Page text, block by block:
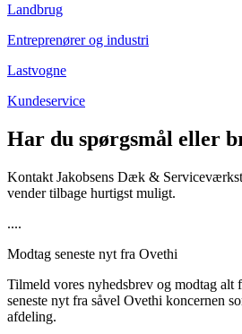
Landbrug
Entreprenører og industri
Lastvogne
Kundeservice
Har du spørgsmål eller
Kontakt Jakobsens Dæk &
vender tilbage hurtigst muligt.
....
Modtag seneste nyt fra Ovethi
Tilmeld vores nyhedsbrev og modtag alt
seneste nyt fra såvel Ovethi koncernen
afdeling.